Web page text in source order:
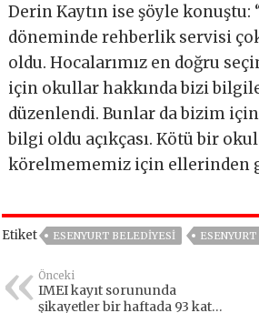
Derin Kaytın ise şöyle konuştu:
döneminde rehberlik servisi çok
oldu. Hocalarımız en doğru
için okullar hakkında bizi
düzenlendi. Bunlar da bizim
bilgi oldu açıkçası. Kötü bir
körelmememiz için ellerinden
Etiket ESENYURT BELEDIYESI
Önceki
IMEI kayıt sorununda
şikayetler bir haftada 93 kat